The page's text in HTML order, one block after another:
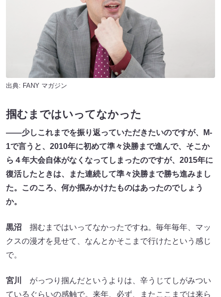
出典: FANY マガジン
掴むまではいってなかった
――少しこれまでを振り返っていただきたいのですが、M-
1で言うと、2010年に初めて準々決勝まで進んで、そこか
ら４年大会自体がなくなってしまったのですが、2015年に
復活したときは、また連続して準々決勝まで勝ち進みまし
た。このころ、何か掴みかけたものはあったのでしょう
か。
黒沼 掴むまではいってなかったですね。毎年毎年、マッ
クスの漫才を見せて、なんとかそこまで行けたという感じ
で。
宮川
がっつり掴んだというよりは、辛うじてしがみつい
ているぐらいの感触で。来年、必ず、またここまでは来ら